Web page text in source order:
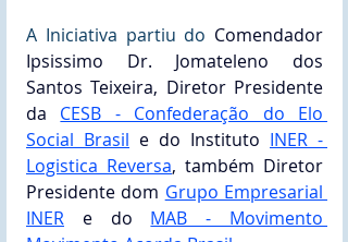
A Iniciativa partiu do Comendador
Ipsissimo Dr. Jomateleno dos
Santos Teixeira, Diretor Presidente
da
CESB - Confederação do Elo
Social Brasil e do Instituto INER -
Logistica Reversa, também Diretor
Presidente dom Grupo Empresarial
INER e do MAB - Movimento